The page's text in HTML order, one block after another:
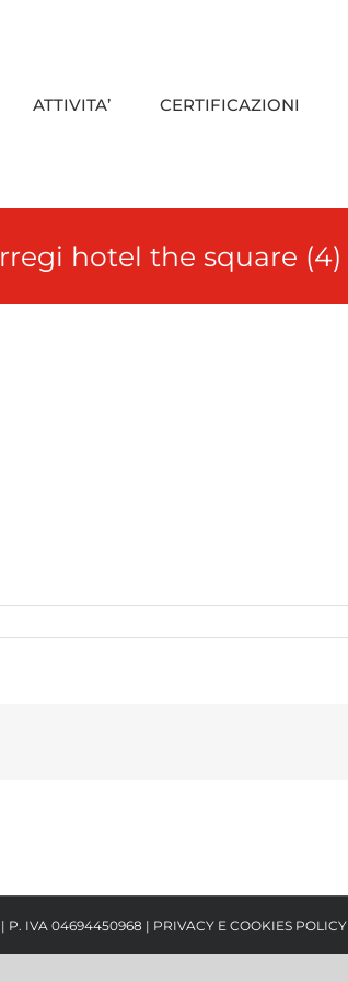
ATTIVITA’ CERTIFICAZIONI
hotel the square (4)
P. IVA 04694450968 | PRIVACY E COOKIES POLICY